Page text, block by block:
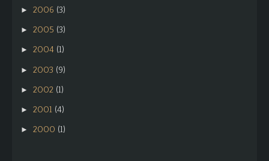
► 2006 (3)
► 2005 (3)
► 2004 (1)
► 2003 (9)
► 2002 (1)
► 2001 (4)
► 2000 (1)